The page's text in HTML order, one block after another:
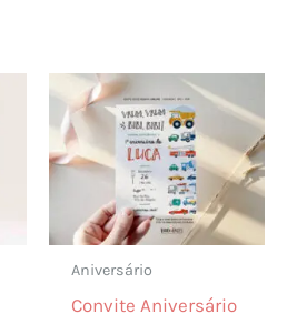
Aniversário
Convite Aniversário